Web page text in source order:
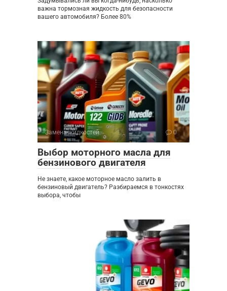
важна тормозная жидкость для безопасности
вашего автомобиля? Более 80%
Замена жидкостей 0
Выбор моторного масла для
бензинового двигателя
Не знаете, какое моторное масло залить в
бензиновый двигатель? Разбираемся в тонкостях
выбора, чтобы